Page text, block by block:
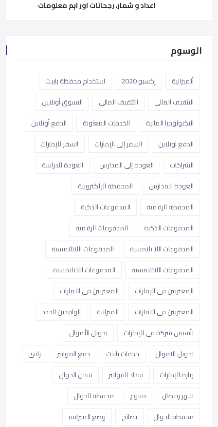
اعداد و شمار، رجحانات اور اہم معلومات
الوسوم
ألميزانية إكسبو 2020
استخدام محفظة باييت
التثقيف المالي
التثقيف المالي
التسوق أونلاين
التكنولوجيا المالية
الخدمات المعاونة
الدفع أونلاين
الدفع اونلاين
السفر إلى الإمارات
السفر للإمارات
الشراكات
العودة إلى المدارس
العودة للدراسة
العودة للمدارس
المحفظة الإلكترونية
المحفظة الرقمية
المدفوعات الذكية
المدفوعات الذكية
المدفوعات الرقمية
المدفوعات اللا تلامسية
المدفوعات اللاتلامسية
المدفوعات اللاتلامسية
المدفوعات اللاتلامسية
المغتربين في الإمارات
المغتربين في الامارات
المغتربين في الامارات
الميزانية
الوافدين الجدد
تأسيس شركة في الإمارات
تحويل الأموال
تحويل الاموال
خدمات باييت دفع الفواتير
راتبي
زيارة الإمارات
سداد الفواتير
شحن الجوال
شهر رمضان
متنوع
محفظة الجوال
محفظة الجوال
نصائح وضع الميزانية